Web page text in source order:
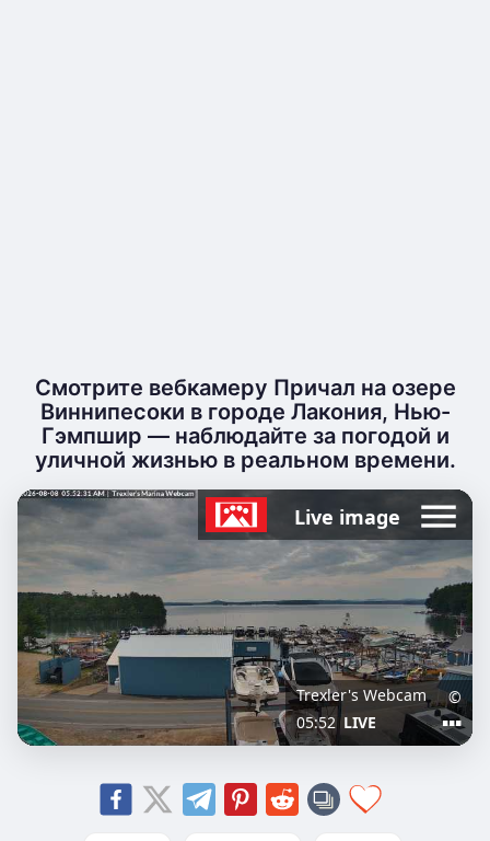
Смотрите вебкамеру Причал на озере
Виннипесоки в городе Лакония, Нью-
Гэмпшир — наблюдайте за погодой и
уличной жизнью в реальном времени.